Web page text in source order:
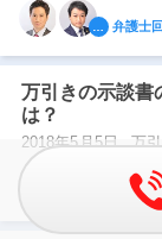
弁護士
万引きの示談書
は？
2018年5月5日 万
弁護士